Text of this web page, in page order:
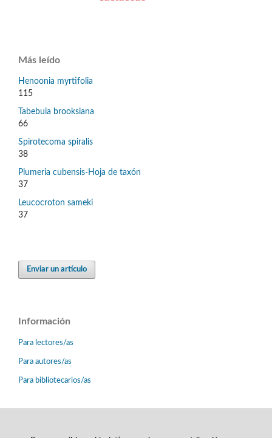
Más leído
Henoonia myrtifolia
115
Tabebuia brooksiana
66
Spirotecoma spiralis
38
Plumeria cubensis-Hoja de taxón
37
Leucocroton sameki
37
Enviar un artículo
Información
Para lectores/as
Para autores/as
Para bibliotecarios/as